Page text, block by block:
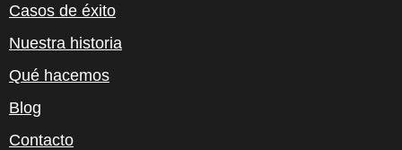
Casos de éxito
Nuestra historia
Qué hacemos
Blog
Contacto